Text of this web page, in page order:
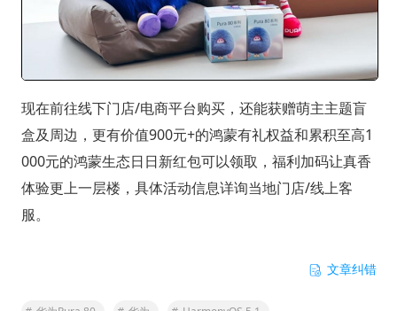
现在前往线下门店/电商平台购买，还能获赠萌主主题盲
盒及周边，更有价值900元+的鸿蒙有礼权益和累积至高1
000元的鸿蒙生态日日新红包可以领取，福利加码让真香
体验更上一层楼，具体活动信息详询当地门店/线上客
服。
文章纠错